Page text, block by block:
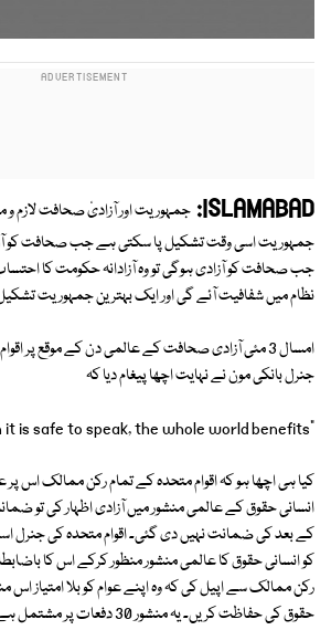
ISLAMABAD: جمہوریت اور آزادیٔ صحافت لازم و
جمہوریت اسی وقت تشکیل پا سکتی ہے جب صحافت کو
جب صحافت کو آزادی ہوگی تو وہ آزادانہ حکومت کا
نظام میں شفافیت آئے گی اور ایک بہترین جمہوریت
امسال 3 مئی آزادی صحافت کے عالمی دن کے موقع پر
جنرل بانکی مون نے نہایت اچھا پیغام دیا کہ
"When it is safe to speak, the whole world benefits."
کیا ہی اچھا ہو کہ اقوام متحدہ کے تمام رکن ممالک اس
انسانی حقوق کے عالمی منشور میں آزادی اظہار کی تو
کو انسانی حقوق کا عالمی منشور منظور کرکے اس کا باضابطہ
رکن ممالک سے اپیل کی کہ وہ اپنے عوام کو بلا امتیاز اس